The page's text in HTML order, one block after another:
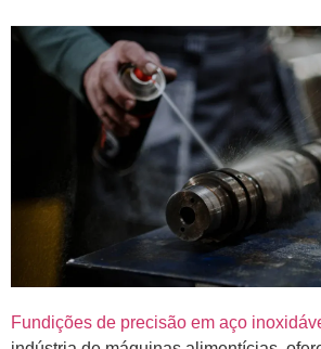
Fundições de precisão em aço